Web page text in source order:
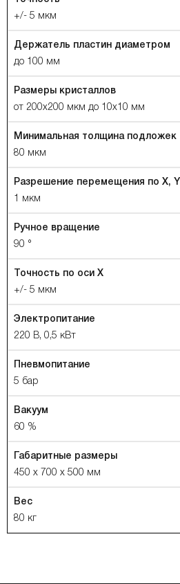
+/- 5 мкм
Держатель пластин диаметром
до 100 мм
Размеры кристаллов
от 200x200 мкм до 10х10 мм
Минимальная толщина подложек
80 мкм
Разрешение перемещения по X, Y
1 мкм
Ручное вращение
90 °
Точность по оси X
+/- 5 мкм
Электропитание
220 В, 0,5 кВт
Пневмопитание
5 бар
Вакуум
60 %
Габаритные размеры
450 x 700 x 500 мм
Вес
80 кг